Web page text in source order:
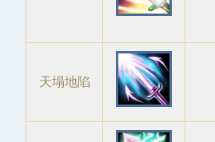
天塌地陷